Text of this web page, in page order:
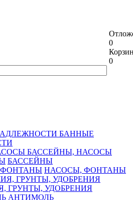
0
0
БАННЫЕ
БАССЕЙНЫ, НАСОСЫ
БАССЕЙНЫ
НАСОСЫ, ФОНТАНЫ
ГРУНТЫ, УДОБРЕНИЯ
АНТИМОЛЬ